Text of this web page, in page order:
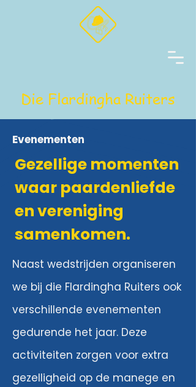
Die Flardingha Ruiters
Evenementen
Gezellige momenten
waar paardenliefde
en vereniging
samenkomen.
Naast wedstrijden organiseren
we bij die Flardingha Ruiters ook
verschillende evenementen
gedurende het jaar. Deze
activiteiten zorgen voor extra
gezelligheid op de manege en